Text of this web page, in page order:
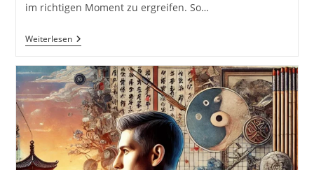
im richtigen Moment zu ergreifen. So…
WeiterlesenDas
Bahnhofsproblem.
Der
Zug
Abgefahren
Ist…
#GedankenZumLeben
5
Tipps
Und
Ideen